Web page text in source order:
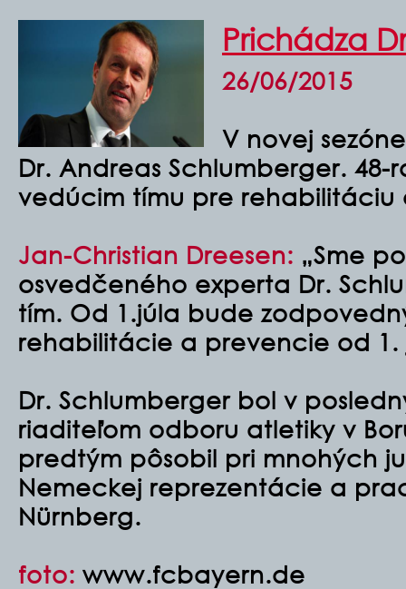
Prichádza
26/06/2015
V novej
Dr. Andreas Schlumberger.
vedúcim tímu pre rehabilitáciu
Jan-Christian Dreesen: „Sme
osvedčeného experta Dr.
tím. Od 1.júla bude
rehabilitácie a prevencie od 1.
Dr. Schlumberger bol v
riaditeľom odboru atletiky v
predtým pôsobil pri mnohých
Nemeckej reprezentácie a
Nürnberg.
foto: www.fcbayern.de